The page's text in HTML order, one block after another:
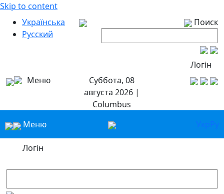
Skip to content
Українська
Русский
Поиск
Логін
Меню
Суббота, 08
августа 2026 |
Columbus
Меню
УкрРу
Логін